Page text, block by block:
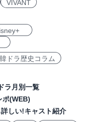
VIVANT
韓ドラ歴史コラム
ラ月別一覧
ポ(WEB)
しい!キャスト紹介